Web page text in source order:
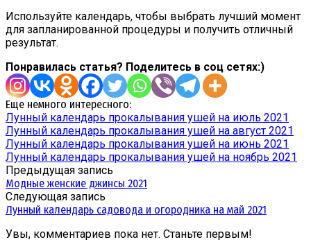
Используйте календарь, чтобы выбрать лучший момент
для запланированной процедуры и получить отличный
результат.
Понравилась статья? Поделитесь в соц сетях:)
Еще немного интересного:
Лунный календарь прокалывания ушей на июль 2021
Лунный календарь прокалывания ушей на август 2021
Лунный календарь прокалывания ушей на июнь 2021
Лунный календарь прокалывания ушей на ноябрь 2021
Предыдущая запись
Модные женские джинсы 2021
Следующая запись
Лунный календарь садовода и огородника на май 2021
Увы, комментариев пока нет. Станьте первым!